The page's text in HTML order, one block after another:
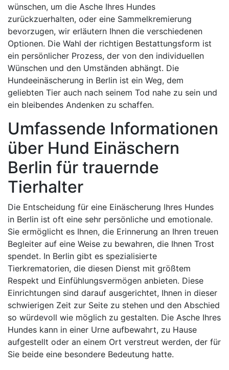
wünschen, um die Asche Ihres Hundes
zurückzuerhalten, oder eine Sammelkremierung
bevorzugen, wir erläutern Ihnen die verschiedenen
Optionen. Die Wahl der richtigen Bestattungsform ist
ein persönlicher Prozess, der von den individuellen
Wünschen und den Umständen abhängt. Die
Hundeeinäscherung in Berlin ist ein Weg, dem
geliebten Tier auch nach seinem Tod nahe zu sein und
ein bleibendes Andenken zu schaffen.
Umfassende Informationen
über Hund Einäschern
Berlin für trauernde
Tierhalter
Die Entscheidung für eine Einäscherung Ihres Hundes
in Berlin ist oft eine sehr persönliche und emotionale.
Sie ermöglicht es Ihnen, die Erinnerung an Ihren treuen
Begleiter auf eine Weise zu bewahren, die Ihnen Trost
spendet. In Berlin gibt es spezialisierte
Tierkrematorien, die diesen Dienst mit größtem
Respekt und Einfühlungsvermögen anbieten. Diese
Einrichtungen sind darauf ausgerichtet, Ihnen in dieser
schwierigen Zeit zur Seite zu stehen und den Abschied
so würdevoll wie möglich zu gestalten. Die Asche Ihres
Hundes kann in einer Urne aufbewahrt, zu Hause
aufgestellt oder an einem Ort verstreut werden, der für
Sie beide eine besondere Bedeutung hatte.